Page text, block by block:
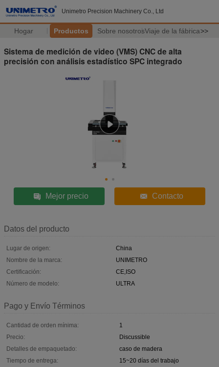
Unimetro Precision Machinery Co., Ltd
Hogar Productos Sobre nosotrosViaje de la fábrica>>
Sistema de medición de video (VMS) CNC de alta
precisión con análisis estadístico SPC integrado
Mejor precio Contacto
Datos del producto
Lugar de origen:
China
Nombre de la marca:
UNIMETRO
Certificación:
CE,ISO
Número de modelo:
ULTRA
Pago y Envío Términos
Cantidad de orden mínima:
1
Precio:
Discussible
Detalles de empaquetado:
caso de madera
Tiempo de entrega:
15~20 días del trabajo